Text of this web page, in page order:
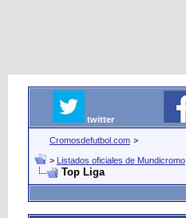
twitter
Cromosdefutbol.com >
> Listados oficiales de Mundicromo
Top Liga